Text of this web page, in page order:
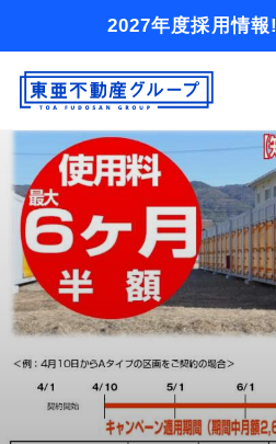
2027年度採用情報!
借りる
買う
店舗
オーナー様
入居者様専用
企業情報